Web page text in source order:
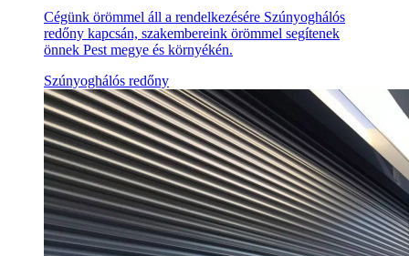
Cégünk örömmel áll a rendelkezésére Szúnyoghálós
redőny kapcsán, szakembereink örömmel segítenek
önnek Pest megye és környékén.
Szúnyoghálós redőny